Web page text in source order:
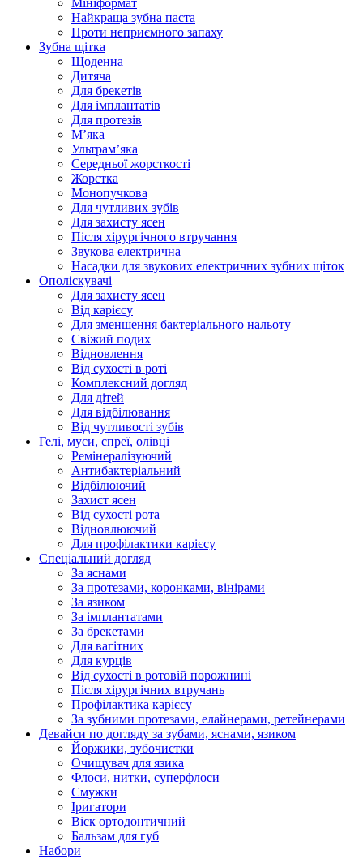
Мініформат
Найкраща зубна паста
Проти неприємного запаху
Зубна щітка
Щоденна
Дитяча
Для брекетів
Для імплантатів
Для протезів
Мʼяка
Ультрамʼяка
Середньої жорсткості
Жорстка
Монопучкова
Для чутливих зубів
Для захисту ясен
Після хірургічного втручання
Звукова електрична
Насадки для звукових електричних зубних щіток
Ополіскувачі
Для захисту ясен
Від карієсу
Для зменшення бактеріального нальоту
Свіжий подих
Відновлення
Від сухості в роті
Комплексний догляд
Для дітей
Для відбілювання
Від чутливості зубів
Гелі, муси, спреї, олівці
Ремінералізуючий
Антибактеріальний
Відбілюючий
Захист ясен
Від сухості рота
Відновлюючий
Для профілактики карієсу
Спеціальний догляд
За яснами
За протезами, коронками, вінірами
За язиком
За імплантатами
За брекетами
Для вагітних
Для курців
Від сухості в ротовій порожнині
Після хірургічних втручань
Профілактика карієсу
За зубними протезами, елайнерами, ретейнерами
Девайси по догляду за зубами, яснами, язиком
Йоржики, зубочистки
Очищувач для язика
Флоси, нитки, суперфлоси
Смужки
Іригатори
Віск ортодонтичний
Бальзам для губ
Набори